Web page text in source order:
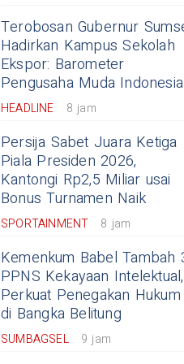
Terobosan Gubernur
Hadirkan Kampus Sekolah
Ekspor: Barometer
Pengusaha Muda Indonesia
HEADLINE 8 jam
Persija Sabet Juara Ketiga
Piala Presiden 2026,
Kantongi Rp2,5 Miliar usai
Bonus Turnamen Naik
SPORTAINMENT 8 jam
Kemenkum Babel Tambah
PPNS Kekayaan Intelektual,
Perkuat Penegakan Hukum
di Bangka Belitung
SUMBAGSEL 9 jam